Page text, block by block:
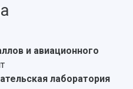
и авиационного
лаборатория